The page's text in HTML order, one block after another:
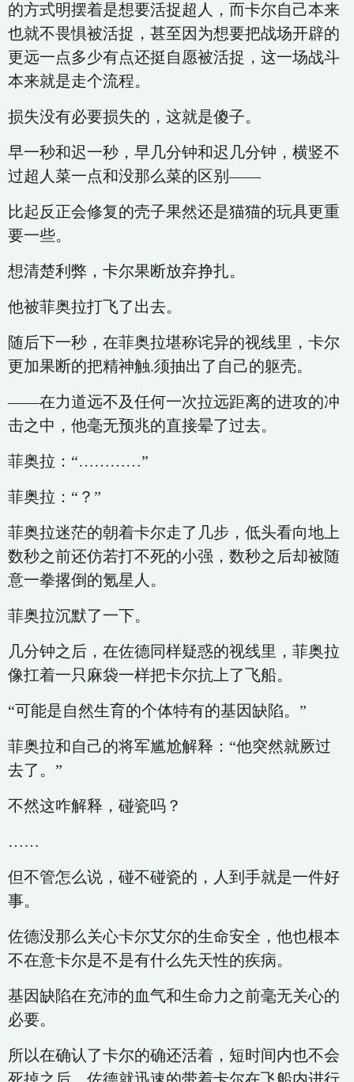
的方式明摆着是想要活捉超人，而卡尔自己本来
也就不畏惧被活捉，甚至因为想要把战场开辟的
更远一点多少有点还挺自愿被活捉，这一场战斗
本来就是走个流程。
损失没有必要损失的，这就是傻子。
早一秒和迟一秒，早几分钟和迟几分钟，横竖不
过超人菜一点和没那么菜的区别——
比起反正会修复的壳子果然还是猫猫的玩具更重
要一些。
想清楚利弊，卡尔果断放弃挣扎。
他被菲奥拉打飞了出去。
随后下一秒，在菲奥拉堪称诧异的视线里，卡尔
更加果断的把精神触.须抽出了自己的躯壳。
——在力道远不及任何一次拉远距离的进攻的冲
击之中，他毫无预兆的直接晕了过去。
菲奥拉：“…………”
菲奥拉：“？”
菲奥拉迷茫的朝着卡尔走了几步，低头看向地上
数秒之前还仿若打不死的小强，数秒之后却被随
意一拳撂倒的氪星人。
菲奥拉沉默了一下。
几分钟之后，在佐德同样疑惑的视线里，菲奥拉
像扛着一只麻袋一样把卡尔抗上了飞船。
“可能是自然生育的个体特有的基因缺陷。”
菲奥拉和自己的将军尴尬解释：“他突然就厥过
去了。”
不然这咋解释，碰瓷吗？
……
但不管怎么说，碰不碰瓷的，人到手就是一件好
事。
佐德没那么关心卡尔艾尔的生命安全，他也根本
不在意卡尔是不是有什么先天性的疾病。
基因缺陷在充沛的血气和生命力之前毫无关心的
必要。
所以在确认了卡尔的确还活着，短时间内也不会